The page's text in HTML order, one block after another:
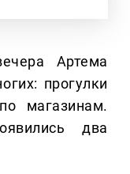
Артема
прогулки
магазинам.
два